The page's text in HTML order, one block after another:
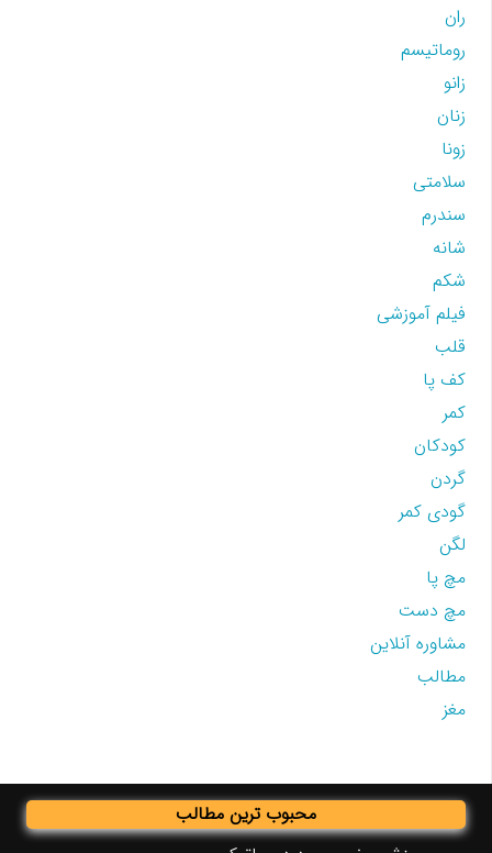
ران
روماتیسم
زانو
زنان
زونا
سلامتی
سندرم
شانه
شکم
فیلم آموزشی
قلب
کف پا
کمر
کودکان
گردن
گودی کمر
لگن
مچ پا
مچ دست
مشاوره آنلاین
مطالب
مغز
محبوب ترین مطالب